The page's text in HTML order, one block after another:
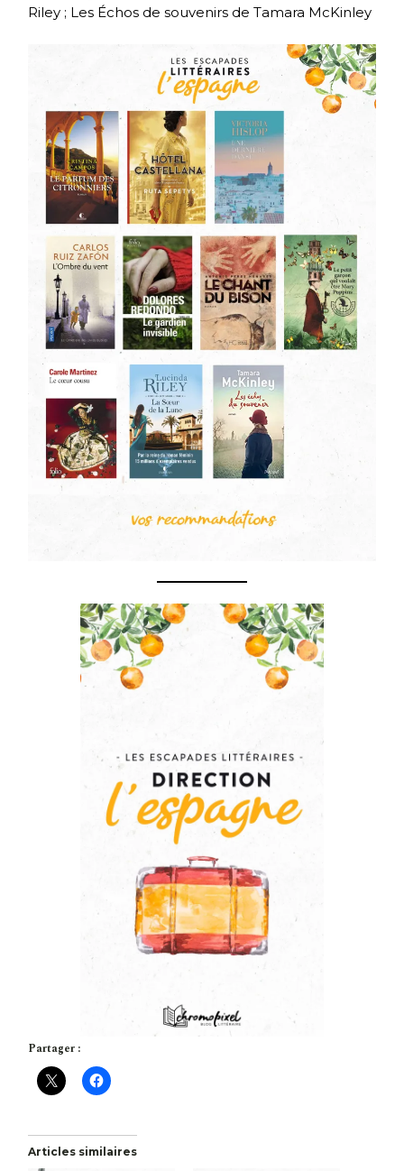
Riley ; Les Échos de souvenirs de Tamara McKinley
Partager :
Articles similaires